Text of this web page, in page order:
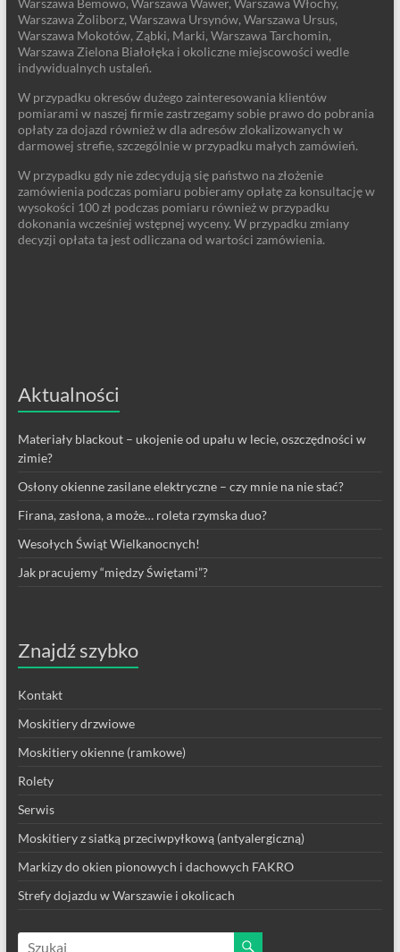
Warszawa Bemowo, Warszawa Wawer, Warszawa Włochy,
Warszawa Żoliborz, Warszawa Ursynów, Warszawa Ursus,
Warszawa Mokotów, Ząbki, Marki, Warszawa Tarchomin,
Warszawa Zielona Białołęka i okoliczne miejscowości wedle
indywidualnych ustaleń.
W przypadku okresów dużego zainteresowania klientów
pomiarami w naszej firmie zastrzegamy sobie prawo do pobrania
opłaty za dojazd również w dla adresów zlokalizowanych w
darmowej strefie, szczególnie w przypadku małych zamówień.
W przypadku gdy nie zdecydują się państwo na złożenie
zamówienia podczas pomiaru pobieramy opłatę za konsultację w
wysokości 100 zł podczas pomiaru również w przypadku
dokonania wcześniej wstępnej wyceny. W przypadku zmiany
decyzji opłata ta jest odliczana od wartości zamówienia.
Aktualności
Materiały blackout – ukojenie od upału w lecie, oszczędności w
zimie?
Osłony okienne zasilane elektryczne – czy mnie na nie stać?
Firana, zasłona, a może… roleta rzymska duo?
Wesołych Świąt Wielkanocnych!
Jak pracujemy “między Świętami”?
Znajdź szybko
Kontakt
Moskitiery drzwiowe
Moskitiery okienne (ramkowe)
Rolety
Serwis
Moskitiery z siatką przeciwpyłkową (antyalergiczną)
Markizy do okien pionowych i dachowych FAKRO
Strefy dojazdu w Warszawie i okolicach